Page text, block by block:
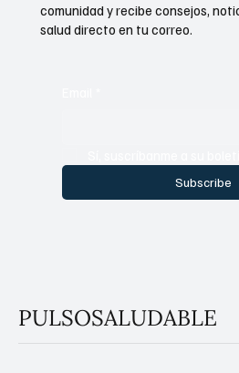
Subscribe
comunidad y recibe consejos,
salud directo en tu correo.
PULSOSALUDABLE